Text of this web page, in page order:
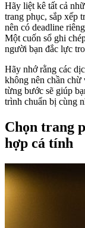
Hãy liệt kê tất cả
trang phục, sắp xếp
nên có deadline
Một cuốn sổ ghi
người bạn đắc lực
Hãy nhớ rằng các
không nên chần
từng bước sẽ giúp
trình chuẩn bị cùng
Chọn trang
hợp cá tính